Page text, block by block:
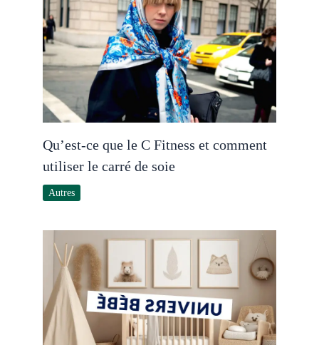
Qu’est-ce que le C Fitness et comment
utiliser le carré de soie
Autres